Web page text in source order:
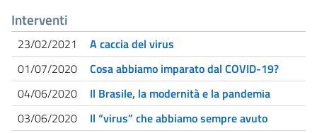
Interventi
23/02/2021
A caccia del virus
01/07/2020
Cosa abbiamo imparato dal COVID-19?
04/06/2020
Il Brasile, la modernità e la pandemia
03/06/2020
Il “virus” che abbiamo sempre avuto